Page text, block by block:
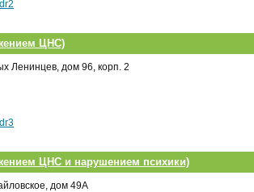
ЦНС)
Ленинцев, дом 96, корп. 2
ЦНС и нарушением психики)
дом 49А